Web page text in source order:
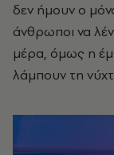
δεν ήμουν ο
άνθρωποι να
μέρα, όμως η
λάμπουν τη